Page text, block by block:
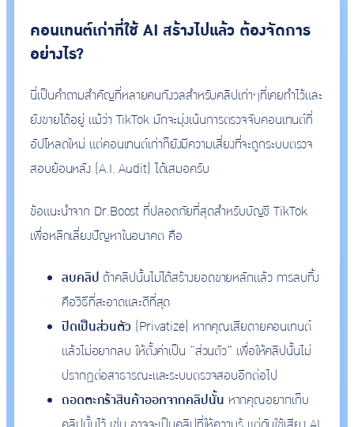
คอนเทนต์เก่าที่ใช้ AI สร้างไปแล้ว ต้องจัดการ
อย่างไร?
นี่เป็นคำถามสำคัญที่หลายคนกังวลสำหรับคลิปเก่าๆที่เคยทำไว้และ
ยังขายได้อยู่ แม้ว่า TikTok มักจะมุ่งเน้นการตรวจจับคอนเทนต์ที่
อัปโหลดใหม่ แต่คอนเทนต์เก่าก็ยังมีความเสี่ยงที่จะถูกระบบตรวจ
สอบย้อนหลัง (A.I. Audit) ได้เสมอครับ
ข้อแนะนำจาก Dr.Boost ที่ปลอดภัยที่สุดสำหรับบัญชี TikTok
เพื่อหลีกเลี่ยงปัญหาในอนาคต คือ
ลบคลิป ถ้าคลิปนั้นไม่ได้สร้างยอดขายหลักแล้ว การลบทิ้ง
คือวิธีที่สะอาดและดีที่สุด
ปิดเป็นส่วนตัว (Privatize) หากคุณเสียดายคอนเทนต์
แล้วไม่อยากลบ ให้ตั้งค่าเป็น “ส่วนตัว” เพื่อให้คลิปนั้นไม่
ปรากฏต่อสาธารณะและระบบตรวจสอบอีกต่อไป
ถอดตะกร้าสินค้าออกจากคลิปนั้น หากคุณอยากเก็บ